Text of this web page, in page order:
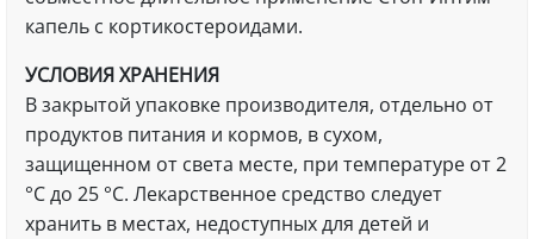
капель с кортикостероидами.
УСЛОВИЯ ХРАНЕНИЯ
В закрытой упаковке производителя, отдельно от
продуктов питания и кормов, в сухом,
защищенном от света месте, при температуре от 2
°С до 25 °С. Лекарственное средство следует
хранить в местах, недоступных для детей и